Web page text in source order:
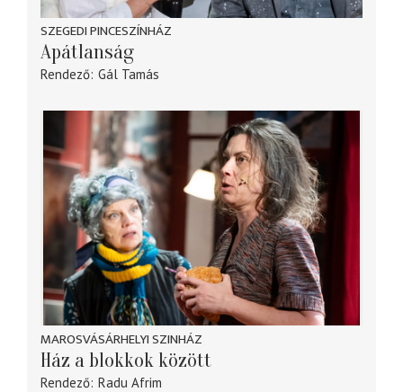
SZEGEDI PINCESZÍNHÁZ
Apátlanság
Rendező Gál Tamás
MAROSVÁSÁRHELYI SZINHÁZ
Ház a blokkok között
Rendező Radu Afrim